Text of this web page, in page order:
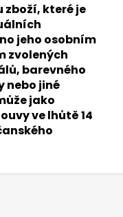
zboží, které je
jeho osobním
zvolených
barevného
nebo jiné
jako
ve lhůtě 14